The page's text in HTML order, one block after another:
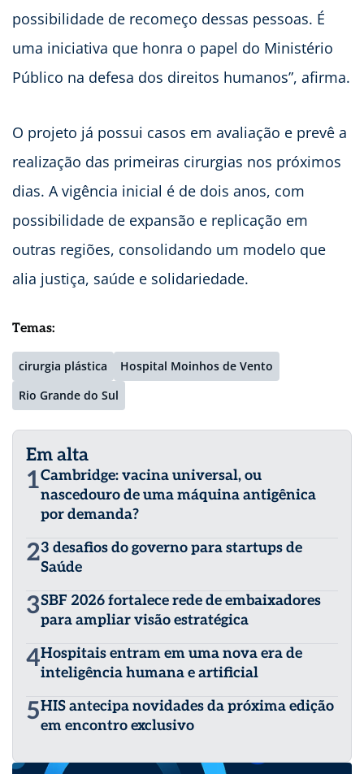
possibilidade de recomeço dessas pessoas. É
uma iniciativa que honra o papel do Ministério
Público na defesa dos direitos humanos”, afirma.
O projeto já possui casos em avaliação e prevê a
realização das primeiras cirurgias nos próximos
dias. A vigência inicial é de dois anos, com
possibilidade de expansão e replicação em
outras regiões, consolidando um modelo que
alia justiça, saúde e solidariedade.
Temas:
cirurgia plástica
Hospital Moinhos de Vento
Rio Grande do Sul
Em alta
1Cambridge: vacina universal, ou
nascedouro de uma máquina antigênica
por demanda?
23 desafios do governo para startups de
Saúde
3SBF 2026 fortalece rede de embaixadores
para ampliar visão estratégica
4Hospitais entram em uma nova era de
inteligência humana e artificial
5HIS antecipa novidades da próxima edição
em encontro exclusivo